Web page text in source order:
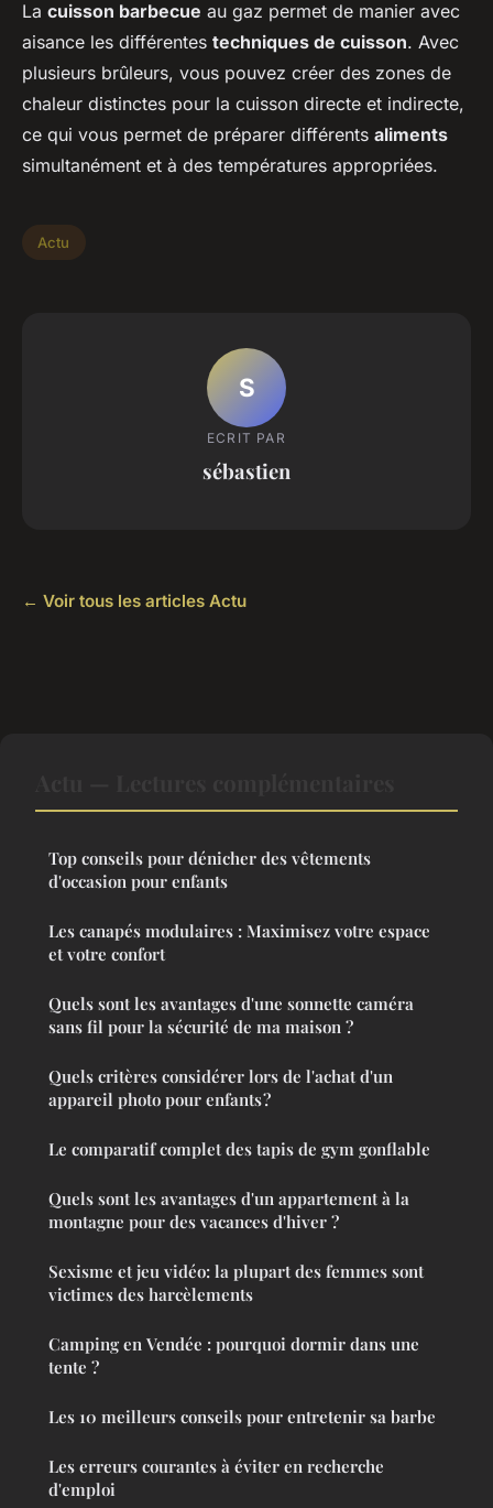
La cuisson barbecue au gaz permet de manier avec
aisance les différentes techniques de cuisson. Avec
plusieurs brûleurs, vous pouvez créer des zones de
chaleur distinctes pour la cuisson directe et indirecte,
ce qui vous permet de préparer différents aliments
simultanément et à des températures appropriées.
Actu
S
ECRIT PAR
sébastien
← Voir tous les articles Actu
Top conseils pour dénicher des vêtements
d'occasion pour enfants
Les canapés modulaires : Maximisez votre espace
et votre confort
Quels sont les avantages d'une sonnette caméra
sans fil pour la sécurité de ma maison ?
Quels critères considérer lors de l'achat d'un
appareil photo pour enfants ?
Le comparatif complet des tapis de gym gonflable
Quels sont les avantages d'un appartement à la
montagne pour des vacances d'hiver ?
Sexisme et jeu vidéo: la plupart des femmes sont
victimes des harcèlements
Camping en Vendée : pourquoi dormir dans une
tente ?
Les 10 meilleurs conseils pour entretenir sa barbe
Les erreurs courantes à éviter en recherche
d'emploi